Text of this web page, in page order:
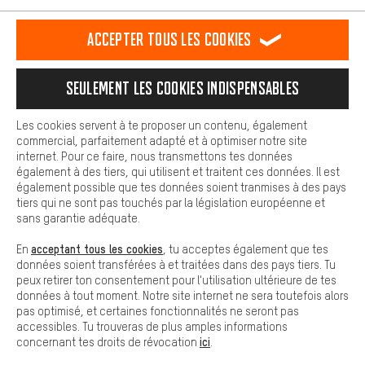
RÉSILIER LE CONTRAT Communauté d'Aix-la-Chapelle
Programme d'affiliation Mentions Légales Protection des données
Conditions générales de vente Plateforme d'Alerte
Reprise des batteries Corepile Paramètres de cookies
Modifier le contraste
Tous les prix s'entendent en euros (MwSt hors) plus les
frais de portpour la livraison versÉtats-Unis.
est plus confortable. Avec les cookies de confort, nous
Nous pouvons ainsi mettre à ta disposition d'autres contenus et
informations utiles. De plus, tu as la possibilité d'utiliser des
facilement les bons produits. Par exemple, nous proposons une
facilement aux questions.
Cookies de base
Les cookies de base garantissent que tu puisses utiliser les
fonctions de notre site web.
Accepter tous les cookies
Seulement les cookies indispensables
Les cookies servent à te proposer un contenu, également
commercial, parfaitement adapté et à optimiser notre site
internet. Pour ce faire, nous transmettons tes données
également à des tiers, qui utilisent et traitent ces données. Il est
également possible que tes données soient tranmises à des pays
tiers qui ne sont pas touchés par la législation européenne et
sans garantie adéquate.
En acceptant tous les cookies , tu acceptes également que tes
données soient transférées à et traitées dans des pays tiers. Tu
peux retirer ton consentement pour l'utilisation ultérieure de tes
données à tout moment. Notre site internet ne sera toutefois alors
pas optimisé, et certaines fonctionnalités ne seront pas
accessibles. Tu trouveras de plus amples informations
concernant tes droits de révocation ici